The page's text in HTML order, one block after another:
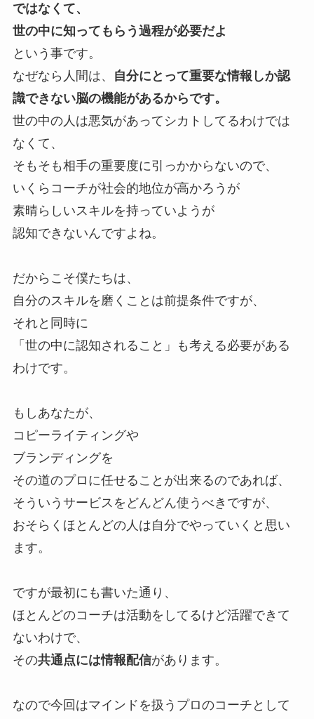
ではなくて、
世の中に知ってもらう過程が必要だよ
という事です。
なぜなら人間は、
自分にとって重要な情報しか認
識できない脳の機能があるからです。
世の中の人は悪気があってシカトしてるわけでは
なくて、
そもそも相手の重要度に引っかからないので、
いくらコーチが社会的地位が高かろうが
素晴らしいスキルを持っていようが
認知できないんですよね。
だからこそ僕たちは、
自分のスキルを磨くことは前提条件ですが、
それと同時に
「世の中に認知されること」も考える必要がある
わけです。
もしあなたが、
コピーライティングや
ブランディングを
その道のプロに任せることが出来るのであれば、
そういうサービスをどんどん使うべきですが、
おそらくほとんどの人は自分でやっていくと思い
ます。
ですが最初にも書いた通り、
ほとんどのコーチは活動をしてるけど活躍できて
ないわけで、
その共通点には情報配信があります。
なので今回はマインドを扱うプロのコーチとして